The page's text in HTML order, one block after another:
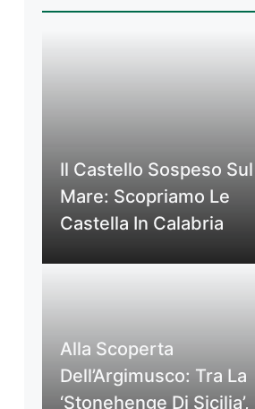
Il Castello Sospeso Sul
Mare: Scopriamo Le
Castella In Calabria
Alla Scoperta
Dell’Argimusco: Tra La
‘Stonehenge Di Sicilia’,